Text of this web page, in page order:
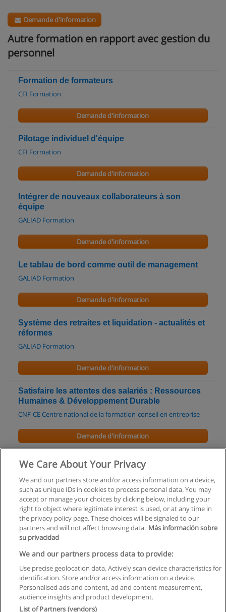
Demande d'information
Autre formation en rapport avec gestion du
personnel
Formation de formateurs
CFI Formation
Demande d'information
Pilotage individuel d'équipe
CFI Formation
Demande d'information
Intégrer de nouveaux collaborateurs à son
équipe
GALIAD Formation
Demande d'information
Le tablau de bord comme outil de management
GALIAD Formation
Demande d'information
Système des retraites et liquidation - actualités et
réformes
GALIAD Formation
Demande d'information
Satisfaire les attentes des salariés : Ressources
Humaines & Développement Durable
CNF-CE Centre national de la formation-conseil en entreprise
Demande d'information
Harcèlement moral et sexuel - discriminations
CNF-CE Centre national de la formation-conseil en entreprise
Demande d'information
Règles d'utilisation
Confidentialité des données
Contacter Educaedu
We Care About Your Privacy
We and our partners store and/or access information on a device,
such as unique IDs in cookies to process personal data. You may
accept or manage your choices by clicking below, including your
right to object where legitimate interest is used, or at any time in
the privacy policy page. These choices will be signaled to our
partners and will not affect browsing data. Más información sobre
su privacidad
We and our partners process data to provide:
Use precise geolocation data. Actively scan device characteristics for
identification. Store and/or access information on a device.
Personalised ads and content, ad and content measurement,
audience insights and product development.
List of Partners (vendors)